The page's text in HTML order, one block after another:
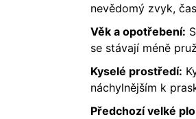
nevědomý zvyk,
Věk a opotřebení:
se stávají méně
Kyselé prostředí:
náchylnějším k
Předchozí velké